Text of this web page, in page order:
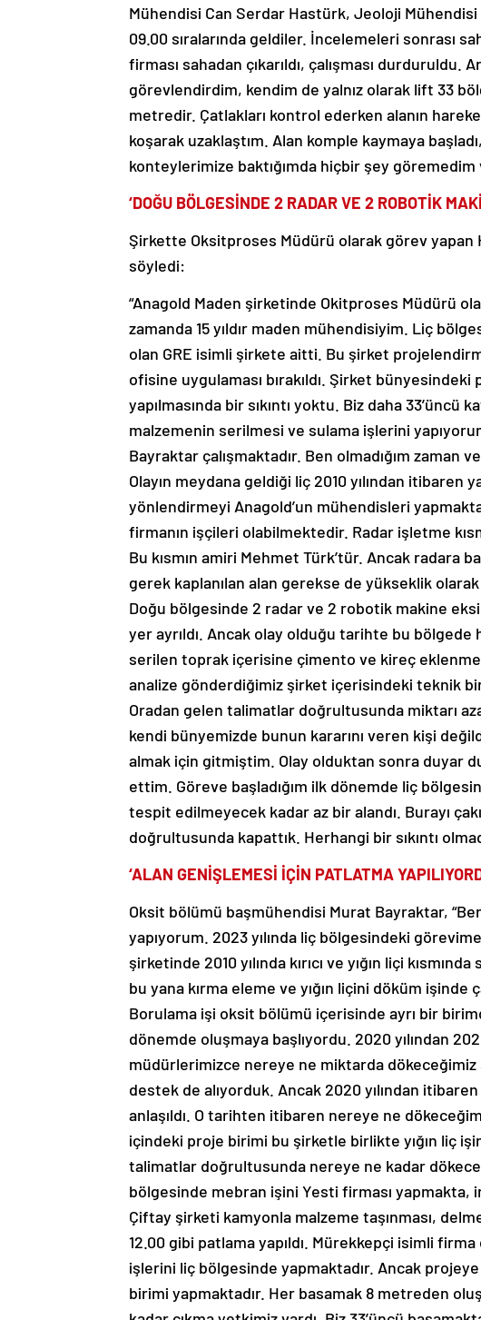
Mühendisi Can Serdar Hastürk, Jeoloji Mühendisi
09.00 sıralarında geldiler. İncelemeleri sonrası
firması sahadan çıkarıldı, çalışması
görevlendirdim, kendim de yalnız olarak lift 33
metredir. Çatlakları kontrol ederken alanın
koşarak uzaklaştım. Alan komple kaymaya
konteylerimize baktığımda hiçbir şey
‘DOĞU BÖLGESİNDE 2 RADAR VE 2 ROBOTİK
Şirkette Oksitproses Müdürü olarak görev yapan
söyledi:
“Anagold Maden şirketinde Okitproses Müdürü
zamanda 15 yıldır maden mühendisiyim. Liç
olan GRE isimli şirkete aitti. Bu şirket
ofisine uygulaması bırakıldı. Şirket
yapılmasında bir sıkıntı yoktu. Biz daha 33’üncü
malzemenin serilmesi ve sulama işlerini
Bayraktar çalışmaktadır. Ben olmadığım zaman
Olayın meydana geldiği liç 2010 yılından itibaren
yönlendirmeyi Anagold’un mühendisleri
firmanın işçileri olabilmektedir. Radar işletme
Bu kısmın amiri Mehmet Türk’tür. Ancak radara
gerek kaplanılan alan gerekse de yükseklik
Doğu bölgesinde 2 radar ve 2 robotik makine
yer ayrıldı. Ancak olay olduğu tarihte bu bölgede
serilen toprak içerisine çimento ve kireç
analize gönderdiğimiz şirket içerisindeki teknik
Oradan gelen talimatlar doğrultusunda miktarı
kendi bünyemizde bunun kararını veren kişi
almak için gitmiştim. Olay olduktan sonra duyar
ettim. Göreve başladığım ilk dönemde liç
tespit edilmeyecek kadar az bir alandı. Burayı
doğrultusunda kapattık. Herhangi bir sıkıntı
‘ALAN GENİŞLEMESİ İÇİN PATLATMA
Oksit bölümü başmühendisi Murat Bayraktar,
yapıyorum. 2023 yılında liç bölgesindeki
şirketinde 2010 yılında kırıcı ve yığın liçi
bu yana kırma eleme ve yığın liçini döküm işinde
Borulama işi oksit bölümü içerisinde ayrı bir
dönemde oluşmaya başlıyordu. 2020 yılından
müdürlerimizce nereye ne miktarda dökeceğimiz
destek de alıyorduk. Ancak 2020 yılından
anlaşıldı. O tarihten itibaren nereye ne
içindeki proje birimi bu şirketle birlikte yığın liç
talimatlar doğrultusunda nereye ne kadar
bölgesinde mebran işini Yesti firması yapmakta,
Çiftay şirketi kamyonla malzeme taşınması,
12.00 gibi patlama yapıldı. Mürekkepçi isimli
işlerini liç bölgesinde yapmaktadır. Ancak
birimi yapmaktadır. Her basamak 8 metreden